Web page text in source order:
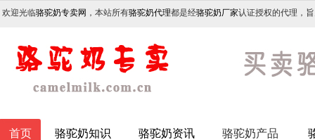
欢迎光临骆驼奶专卖网 ，本站所有骆驼奶代理都是经骆驼奶厂家认证授权的代理，
首页 骆驼奶知识 骆驼奶资讯 骆驼奶产品